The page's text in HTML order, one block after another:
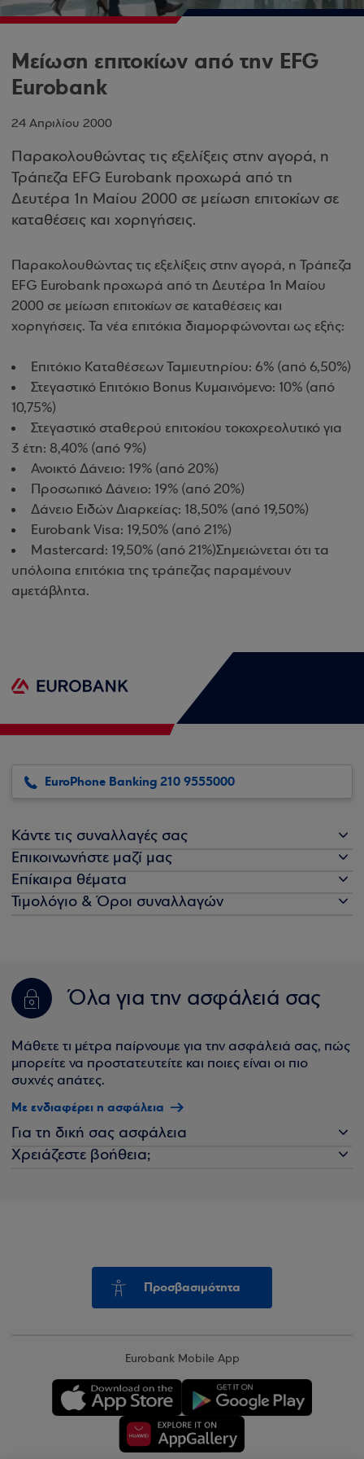
Μείωση επιτοκίων από την EFG
Eurobank
24 Απριλίου 2000
Παρακολουθώντας τις εξελίξεις στην αγορά, η
Τράπεζα EFG Eurobank προχωρά από τη
Δευτέρα 1η Μαίου 2000 σε μείωση επιτοκίων σε
καταθέσεις και χορηγήσεις.
Παρακολουθώντας τις εξελίξεις στην αγορά, η Τράπεζα
EFG Eurobank προχωρά από τη Δευτέρα 1η Μαίου
2000 σε μείωση επιτοκίων σε καταθέσεις και
χορηγήσεις. Τα νέα επιτόκια διαμορφώνονται ως εξής:
Επιτόκιο Καταθέσεων Ταμιευτηρίου: 6% (από 6,50%)
Στεγαστικό Επιτόκιο Bonus Κυμαινόμενο: 10% (από
10,75%)
Στεγαστικό σταθερού επιτοκίου τοκοχρεολυτικό για
3 έτη: 8,40% (από 9%)
Ανοικτό Δάνειο: 19% (από 20%)
Προσωπικό Δάνειο: 19% (από 20%)
Δάνειο Ειδών Διαρκείας: 18,50% (από 19,50%)
Eurobank Visa: 19,50% (από 21%)
Mastercard: 19,50% (από 21%)Σημειώνεται ότι τα
υπόλοιπα επιτόκια της τράπεζας παραμένουν
αμετάβλητα.
EuroPhone Banking 210 9555000
Κάντε τις συναλλαγές σας
Επικοινωνήστε μαζί μας
Επίκαιρα θέματα
Τιμολόγιο & Όροι συναλλαγών
Όλα για την ασφάλειά σας
Μάθετε τι μέτρα παίρνουμε για την ασφάλειά σας, πώς
μπορείτε να προστατευτείτε και ποιες είναι οι πιο
συχνές απάτες.
Με ενδιαφέρει η ασφάλεια
Για τη δική σας ασφάλεια
Χρειάζεστε βοήθεια;
Προσβασιμότητα
Eurobank Mobile App